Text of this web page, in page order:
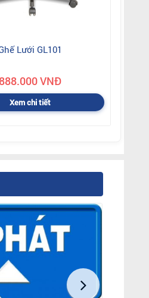
Lưới GL101
888.000 VNĐ
Xem chi tiết